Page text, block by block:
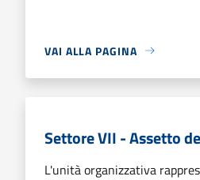
VAI ALLA PAGINA
Settore VII - Assetto
L'unità organizzativa